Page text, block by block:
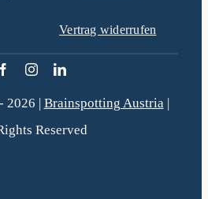
Vertrag widerrufen
| Brainspotting Austria|
Reserved